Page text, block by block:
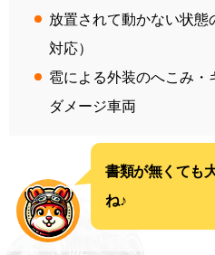
放置されて動かない状態
対応）
雹による外装のへこみ・
ダメージ車両
書類が無くても
ね♪